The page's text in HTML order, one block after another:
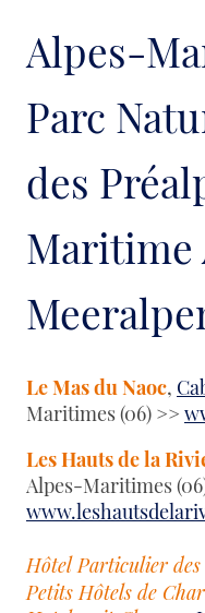
Alpes-
Parc
des
Maritime
Le Mas du Naoc,
Maritimes (06) >>
Les Hauts de la
Alpes-Maritimes
Hôtel Particulier
Petits Hôtels de